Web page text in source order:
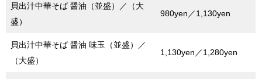
貝出汁中華そば 醤油（並盛）／（大
盛）
980yen／1,130yen
貝出汁中華そば 醤油 味玉（並盛）／
（大盛）
1,130yen／1,280yen